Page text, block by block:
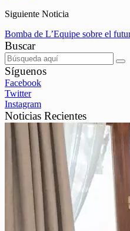
Siguiente Noticia
Bomba de L’Equipe sobre el
Buscar
Síguenos
Facebook
Twitter
Instagram
Noticias Recientes